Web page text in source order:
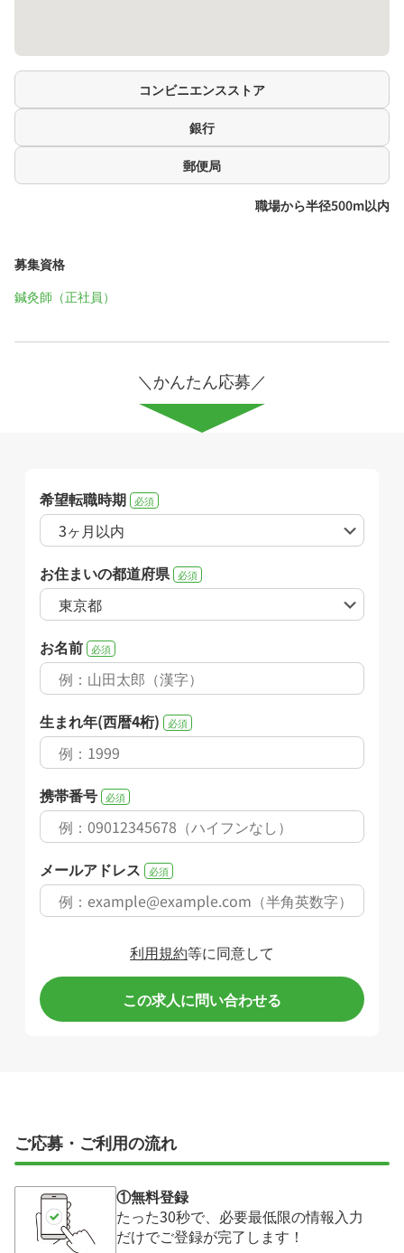
コンビニエンスストア
銀行
郵便局
職場から半径500m以内
募集資格
鍼灸師（正社員）
＼かんたん応募／
希望転職時期 必須
お住まいの都道府県 必須
お名前 必須
生まれ年(西暦4桁) 必須
携帯番号 必須
メールアドレス 必須
利用規約等に同意して
この求人に問い合わせる
ご応募・ご利用の流れ
①無料登録
たった30秒で、必要最低限の情報入力
だけでご登録が完了します！